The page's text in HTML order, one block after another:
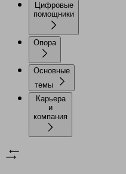
Цифровые
помощники
Опора
Основные
темы
Карьера
и
компания